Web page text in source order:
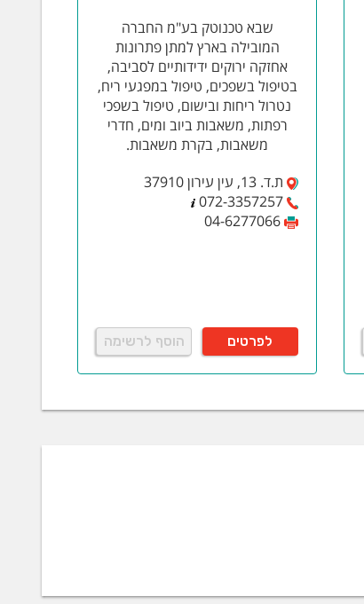
שבא טכנוטק בע"מ החברה
המובילה בארץ למתן פתרונות
אחזקה ירוקים ידידותיים לסביבה,
בטיפול בשפכים, טיפול במפגעי ריח,
נטרול ריחות ובישום, טיפול בשפכי
רפתות, משאבות ביוב ומים, חדרי
משאבות, בקרת משאבות.
ת.ד. 13, עין עירון 37910
072-3357257
04-6277066
לפרטים הוסף לרשימה